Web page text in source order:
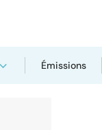
Émissions